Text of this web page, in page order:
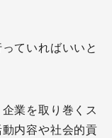
ていればいいと
業を取り巻くス
内容や社会的貢